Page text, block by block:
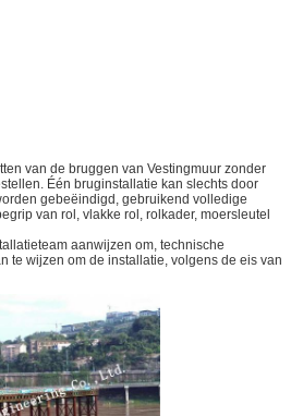
van de bruggen van Vestingmuur zonder
Één bruginstallatie kan slechts door
gebeëindigd, gebruikend volledige
van rol, vlakke rol, rolkader, moersleutel
aanwijzen om, technische
te wijzen om de installatie, volgens de eis van